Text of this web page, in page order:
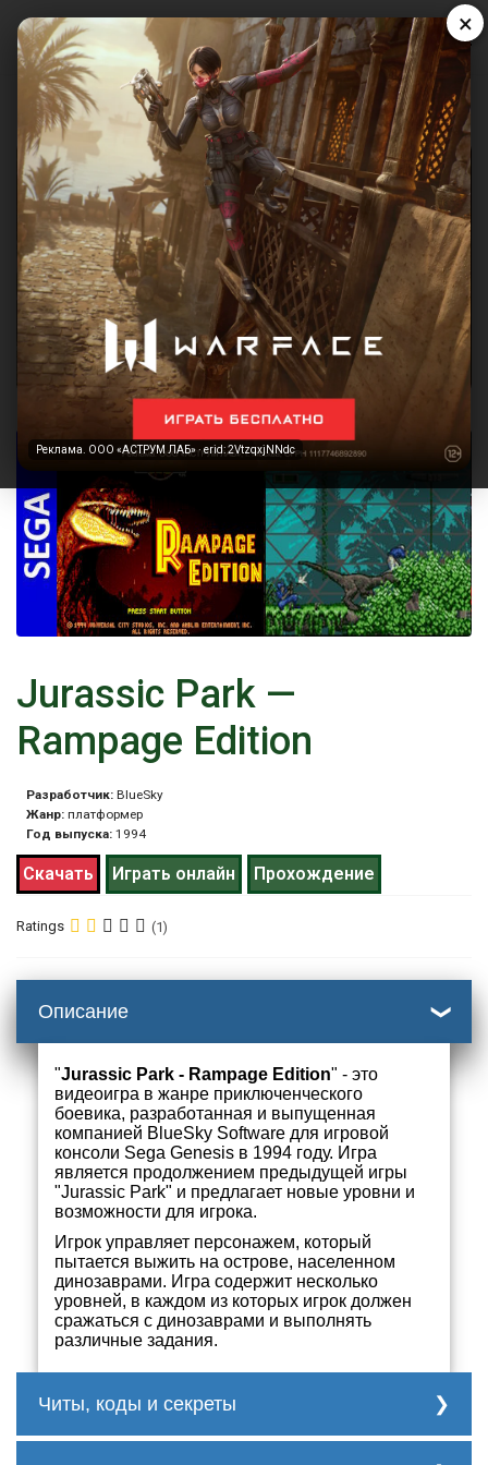
×
Реклама. ООО «АСТРУМ ЛАБ» · erid: 2VtzqxjNNdc
Реклама. ООО «АСТРУМ ЛАБ» · erid: 2VtzqxjNNdc
Jurassic Park —
Rampage Edition
Разработчик: BlueSky
Жанр: платформер
Год выпуска: 1994
Скачать Играть онлайн Прохождение
Ratings (1)
Описание
"Jurassic Park - Rampage Edition" - это
видеоигра в жанре приключенческого
боевика, разработанная и выпущенная
компанией BlueSky Software для игровой
консоли Sega Genesis в 1994 году. Игра
является продолжением предыдущей игры
"Jurassic Park" и предлагает новые уровни и
возможности для игрока.
Игрок управляет персонажем, который
пытается выжить на острове, населенном
динозаврами. Игра содержит несколько
уровней, в каждом из которых игрок должен
сражаться с динозаврами и выполнять
различные задания.
Читы, коды и секреты